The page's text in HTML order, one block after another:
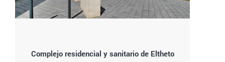
Complejo residencial y sanitario de Eltheto